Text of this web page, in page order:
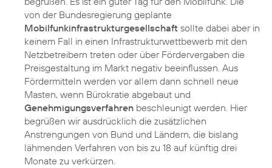
von der Bundesregierung geplante
Mobilfunkinfrastrukturgesellschaft sollte dabei aber in
keinem Fall in einen Infrastrukturwettbewerb mit den
Netzbetreibern treten oder über Fördervergaben die
Preisgestaltung im Markt negativ beeinflussen. Aus
Fördermitteln werden vor allem dann schnell neue
Masten, wenn Bürokratie abgebaut und
Genehmigungsverfahren beschleunigt werden. Hier
begrüßen wir ausdrücklich die zusätzlichen
Anstrengungen von Bund und Ländern, die bislang
lähmenden Verfahren von bis zu 18 auf künftig drei
Monate zu verkürzen.